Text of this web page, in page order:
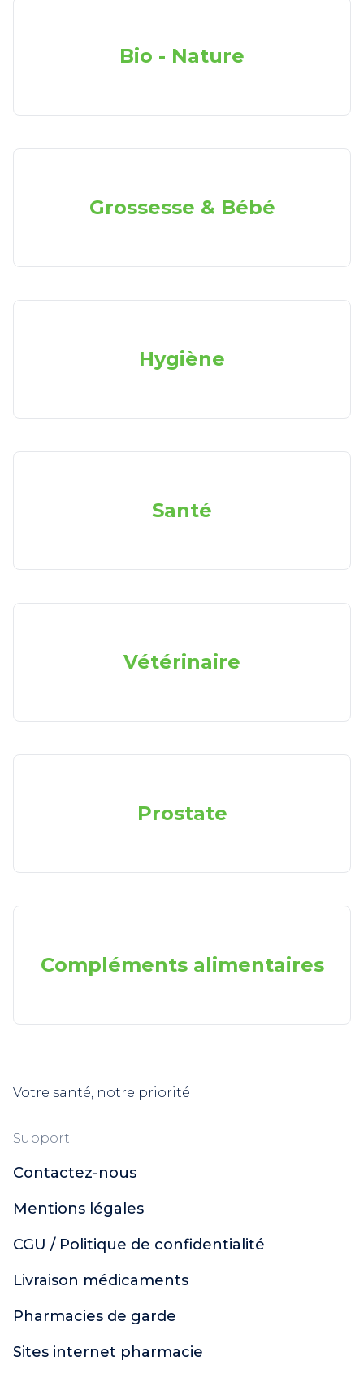
Bio - Nature
Grossesse & Bébé
Hygiène
Santé
Vétérinaire
Prostate
Compléments alimentaires
Votre santé, notre priorité
Support
Contactez-nous
Mentions légales
CGU / Politique de confidentialité
Livraison médicaments
Pharmacies de garde
Sites internet pharmacie